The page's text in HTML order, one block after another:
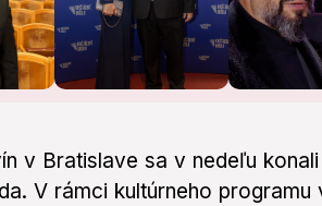
v Bratislave sa v nedeľu
V rámci kultúrneho